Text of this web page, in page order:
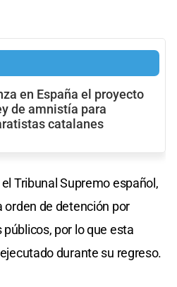
en España el proyecto
de amnistía para
catalanes
Tribunal Supremo español,
orden de detención por
por lo que esta
durante su regreso.